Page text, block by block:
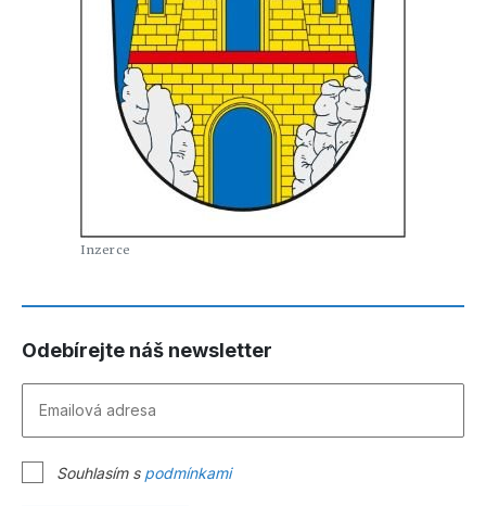
Odebírejte náš newsletter
Souhlasím s podmínkami